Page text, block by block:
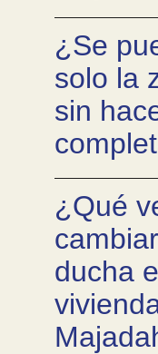
¿Se
solo la
sin
¿Qué
ducha